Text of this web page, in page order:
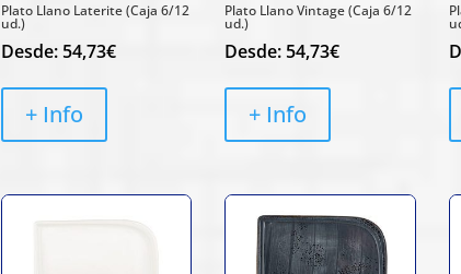
Plato Llano Laterite (Caja 6/12
ud.)
Desde:54,73€
+ Info
Plato Llano Vintage (Caja 6/12
ud.)
Desde: 54,73€
+ Info